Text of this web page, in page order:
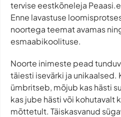
tervise eestkõneleja
Enne lavastuse
noortega teemat avamas
esmaabikoolituse.
Noorte inimeste pead
täiesti isevärki ja unikaalsed.
ümbritseb, mõjub kas hästi
kas jube hästi või kohutavalt
mõttetult. Täiskasvanud